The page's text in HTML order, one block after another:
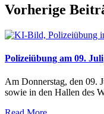
Vorherige
Polizeiübung am 09. Juli
Am Donnerstag, den 09.
sowie in den Hallen des